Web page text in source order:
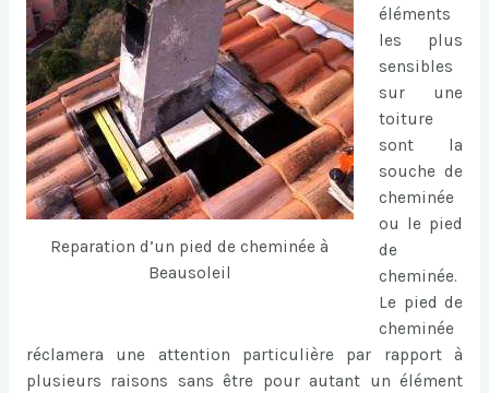
Reparation d’un pied de cheminée à
Beausoleil
éléments
les plus
sensibles
sur une
toiture
sont la
souche de
cheminée
ou le pied
de
cheminée.
Le pied de
cheminée
réclamera une attention particulière par rapport à
plusieurs raisons sans être pour autant un élément